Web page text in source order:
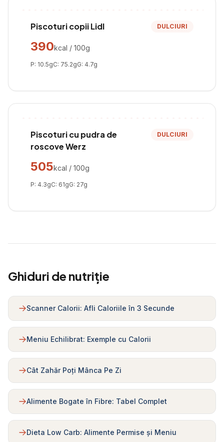
Piscoturi copii Lidl DULCIURI
390kcal / 100g
P: 10.5gC: 75.2gG: 4.7g
Piscoturi cu pudra de
roscove Werz
DULCIURI
505kcal / 100g
P: 4.3gC: 61gG: 27g
Ghiduri de nutriție
Scanner Calorii: Afli Caloriile în 3 Secunde
Meniu Echilibrat: Exemple cu Calorii
Cât Zahăr Poți Mânca Pe Zi
Alimente Bogate în Fibre: Tabel Complet
Dieta Low Carb: Alimente Permise și Meniu